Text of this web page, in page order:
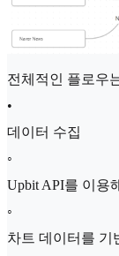
전체적인 플로우
•
데이터 수집
◦
Upbit API를 이용
◦
차트 데이터를 기